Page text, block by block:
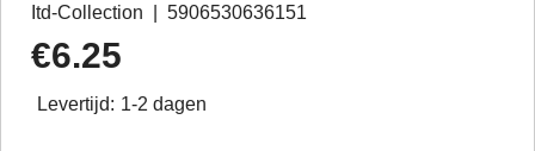
Itd-Collection 5906530636151
€6.25
Levertijd: 1-2 dagen